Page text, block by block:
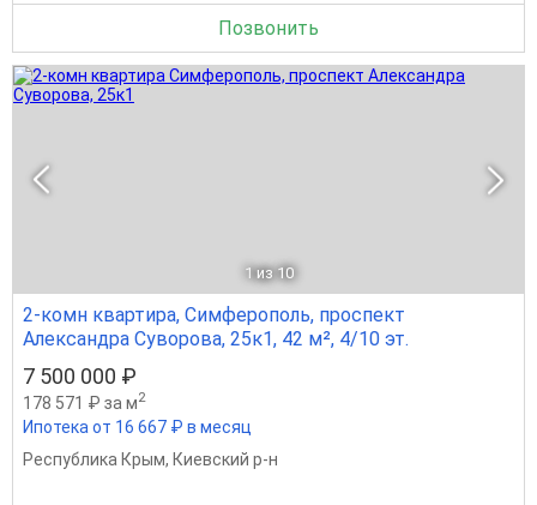
Позвонить
1 из 10
2-комн квартира, Симферополь, проспект
Александра Суворова, 25к1, 42 м², 4/10 эт.
7 500 000 ₽
178 571 ₽ за м2
Ипотека от 16 667 ₽ в месяц
Республика Крым, Киевский р-н